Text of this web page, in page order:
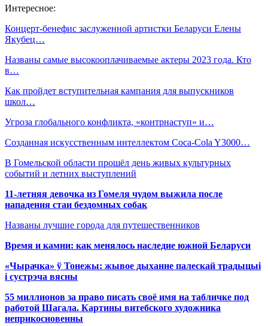
Интересное:
Концерт-бенефис заслуженной артистки Беларуси Елены
Якубец…
Названы самые высокооплачиваемые актеры 2023 года. Кто
в…
Как пройдет вступительная кампания для выпускников
школ…
Угроза глобального конфликта, «контрнаступ» и…
Созданная искусственным интеллектом Coca-Cola Y3000…
В Гомельской области прошёл день живых культурных
событий и летних выступлений
11-летняя девочка из Гомеля чудом выжила после
нападения стаи бездомных собак
Названы лучшие города для путешественников
Время и камни: как менялось наследие южной Беларуси
«Чырачка» ў Тонежы: жывое дыханне палескай традыцыі
і сустрэча вясны
55 миллионов за право писать своё имя на табличке под
работой Шагала. Картины витебского художника
неприкосновенны